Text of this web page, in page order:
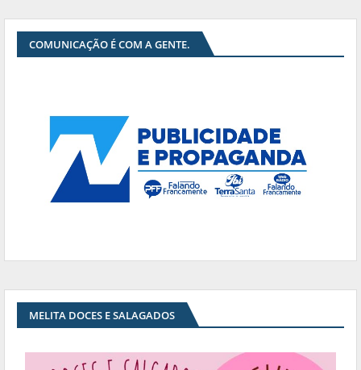
COMUNICAÇÃO É COM A GENTE.
MELITA DOCES E SALAGADOS